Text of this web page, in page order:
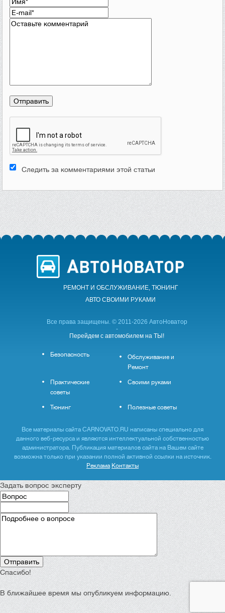
Следить за комментариями этой статьи
РЕМОНТ И ОБСЛУЖИВАНИЕ, ТЮНИНГ
АВТО CВОИМИ РУКАМИ
Все права защищены. © 2011-2026 АвтоНоватор
-
Перейдем с автомобилем на ТЫ!
Безопасность
Обслуживание и
Ремонт
Практические
советы
Своими руками
Тюнинг Полезные советы
Все материалы сайта CARNOVATO.RU написаны специально для
данного веб-ресурса и являются интеллектуальной собственностью
администратора. Публикация материалов сайта на Вашем сайте
возможна только при указании полной активной ссылки на источник.
Реклама Контакты
Задать вопрос эксперту
Спасибо!
В ближайшее время мы опубликуем информацию.